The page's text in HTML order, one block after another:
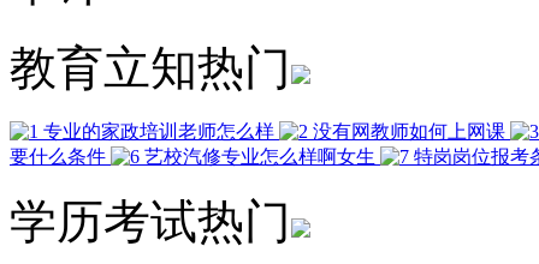
教育立知热门
专业的家政培训老师怎么样
没有网教师如何上网课
要什么条件
艺校汽修专业怎么样啊女生 特岗岗位报考
学历考试热门